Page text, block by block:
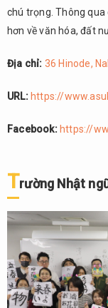
chú trọng. Thông qua
hơn về văn hóa, đất
Địa chỉ: 36 Hinode,
URL: https://
Facebook: https://
Trường Nhật